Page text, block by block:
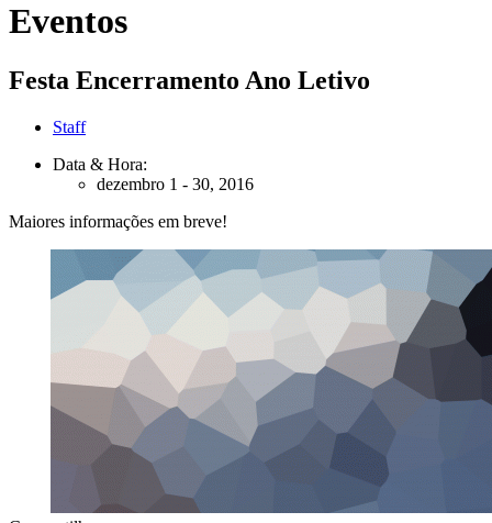
Eventos
Festa Encerramento Ano Letivo
Staff
Data & Hora:
dezembro 1 - 30, 2016
Maiores informações em breve!